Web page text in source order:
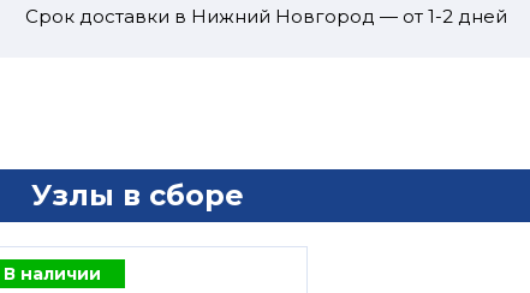
Срок доставки в Нижний Новгород — от 1-2 дней
Узлы в сборе
В наличии